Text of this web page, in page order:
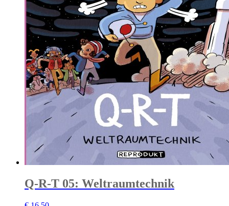
Q-R-T 05: Weltraumtechnik